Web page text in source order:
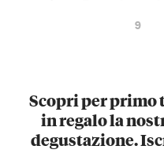
9
Scopri per primo
in regalo la
degustazione.